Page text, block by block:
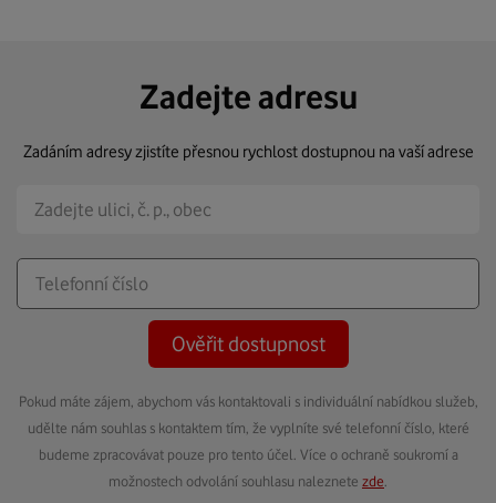
Zadejte adresu
Zadáním adresy zjistíte přesnou rychlost dostupnou na vaší adrese
Ověřit dostupnost
Pokud máte zájem, abychom vás kontaktovali s individuální nabídkou služeb,
udělte nám souhlas s kontaktem tím, že vyplníte své telefonní číslo, které
budeme zpracovávat pouze pro tento účel. Více o ochraně soukromí a
možnostech odvolání souhlasu naleznete zde